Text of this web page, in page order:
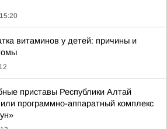
15:20
витаминов у детей: причины и
приставы Республики Алтай
программно-аппаратный комплекс